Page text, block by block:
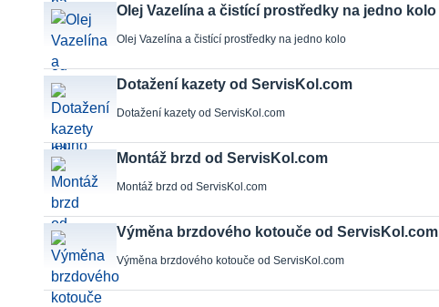
Olej Vazelína a čistící prostředky na jedno kolo
Olej Vazelína a čistící prostředky na jedno kolo
Dotažení kazety od ServisKol.com
Dotažení kazety od ServisKol.com
Montáž brzd od ServisKol.com
Montáž brzd od ServisKol.com
Výměna brzdového kotouče od ServisKol.com
Výměna brzdového kotouče od ServisKol.com